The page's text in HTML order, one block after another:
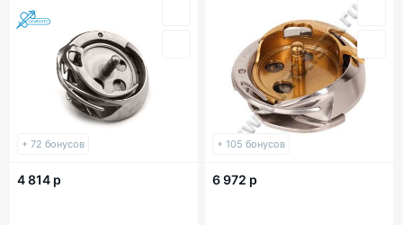
+ 72 бонусов
4 814 р
+ 105 бонусов
6 972 р